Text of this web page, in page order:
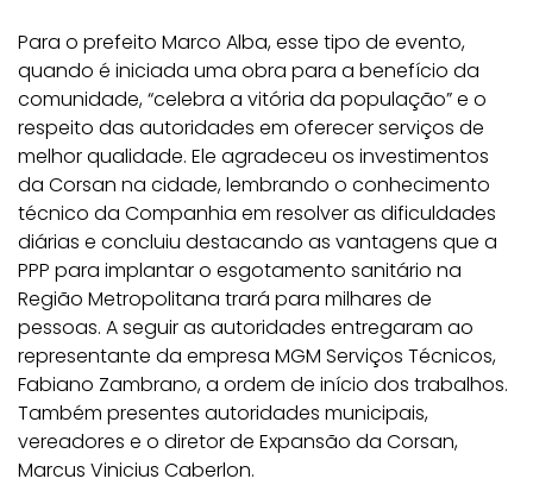
Para o prefeito Marco Alba, esse tipo de evento,
quando é iniciada uma obra para a benefício da
comunidade, “celebra a vitória da população” e o
respeito das autoridades em oferecer serviços de
melhor qualidade. Ele agradeceu os investimentos
da Corsan na cidade, lembrando o conhecimento
técnico da Companhia em resolver as dificuldades
diárias e concluiu destacando as vantagens que a
PPP para implantar o esgotamento sanitário na
Região Metropolitana trará para milhares de
pessoas. A seguir as autoridades entregaram ao
representante da empresa MGM Serviços Técnicos,
Fabiano Zambrano, a ordem de início dos trabalhos.
Também presentes autoridades municipais,
vereadores e o diretor de Expansão da Corsan,
Marcus Vinicius Caberlon.